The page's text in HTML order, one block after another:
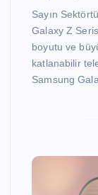
Sayın
Galaxy Z
boyutu ve
katlanabilir
Samsung